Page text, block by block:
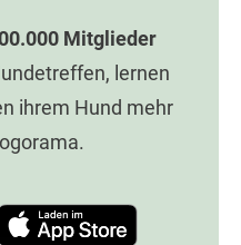
Mitglieder
lernen
ihrem Hund mehr